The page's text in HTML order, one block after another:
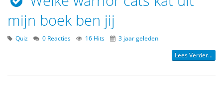
mijn boek ben jij
Quiz 0 Reacties 16 Hits 3 jaar geleden
Lees Verder...